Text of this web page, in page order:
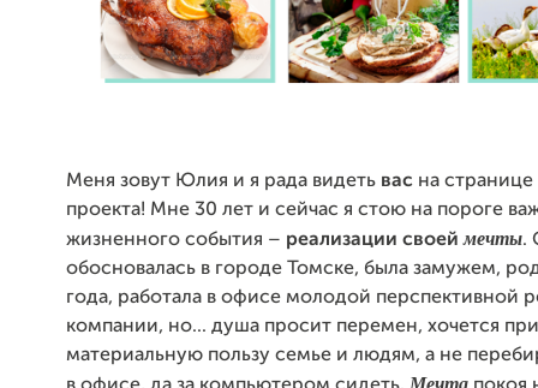
Меня зовут Юлия и я рада видеть вас на
проекта! Мне 30 лет и сейчас я стою на пороге
жизненного события – реализации своеймечты.
обосновалась в городе Томске, была замужем,
года, работала в офисе молодой перспективной
компании, но... душа просит перемен, хочется
материальную пользу семье и людям, а не
Мечта